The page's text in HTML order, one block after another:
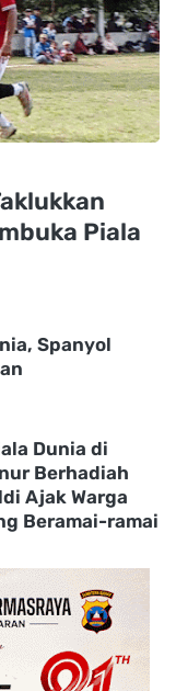
Piala
Spanyol
Dunia di
Berhadiah
Ajak Warga
Beramai-ramai